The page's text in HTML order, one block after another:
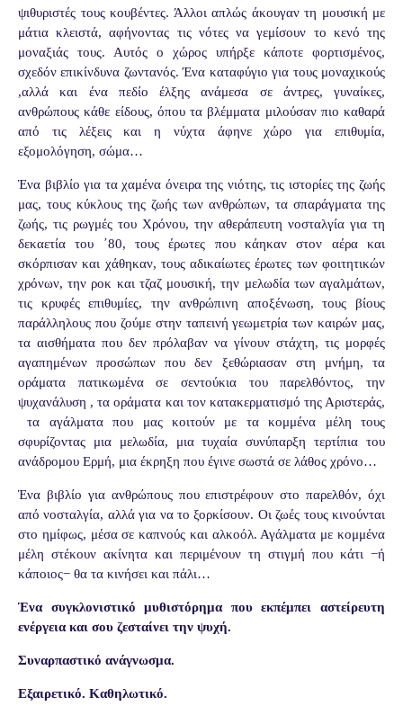
ψιθυριστές τους κουβέντες. Άλλοι απλώς άκουγαν τη μουσική με
μάτια κλειστά, αφήνοντας τις νότες να γεμίσουν το κενό της
μοναξιάς τους. Αυτός ο χώρος υπήρξε κάποτε φορτισμένος,
σχεδόν επικίνδυνα ζωντανός. Ένα καταφύγιο για τους μοναχικούς
,αλλά και ένα πεδίο έλξης ανάμεσα σε άντρες, γυναίκες,
ανθρώπους κάθε είδους, όπου τα βλέμματα μιλούσαν πιο καθαρά
από τις λέξεις και η νύχτα άφηνε χώρο για επιθυμία,
εξομολόγηση, σώμα…
Ένα βιβλίο για τα χαμένα όνειρα της νιότης, τις ιστορίες της ζωής
μας, τους κύκλους της ζωής των ανθρώπων, τα σπαράγματα της
ζωής, τις ρωγμές του Χρόνου, την αθεράπευτη νοσταλγία για τη
δεκαετία του ΄80, τους έρωτες που κάηκαν στον αέρα και
σκόρπισαν και χάθηκαν, τους αδικαίωτες έρωτες των φοιτητικών
χρόνων, την ροκ και τζαζ μουσική, την μελωδία των αγαλμάτων,
τις κρυφές επιθυμίες, την ανθρώπινη αποξένωση, τους βίους
παράλληλους που ζούμε στην ταπεινή γεωμετρία των καιρών μας,
τα αισθήματα που δεν πρόλαβαν να γίνουν στάχτη, τις μορφές
αγαπημένων προσώπων που δεν ξεθώριασαν στη μνήμη, τα
οράματα πατικωμένα σε σεντούκια του παρελθόντος, την
ψυχανάλυση , τα οράματα και τον κατακερματισμό της Αριστεράς,
τα αγάλματα που μας κοιτούν με τα κομμένα μέλη τους
σφυρίζοντας μια μελωδία, μια τυχαία συνύπαρξη τερτίπια του
ανάδρομου Ερμή, μια έκρηξη που έγινε σωστά σε λάθος χρόνο…
Ένα βιβλίο για ανθρώπους που επιστρέφουν στο παρελθόν, όχι
από νοσταλγία, αλλά για να το ξορκίσουν. Οι ζωές τους κινούνται
στο ημίφως, μέσα σε καπνούς και αλκοόλ. Αγάλματα με κομμένα
μέλη στέκουν ακίνητα και περιμένουν τη στιγμή που κάτι −ή
κάποιος− θα τα κινήσει και πάλι…
Ένα συγκλονιστικό μυθιστόρημα που εκπέμπει αστείρευτη
ενέργεια και σου ζεσταίνει την ψυχή.
Συναρπαστικό ανάγνωσμα.
Εξαιρετικό. Καθηλωτικό.